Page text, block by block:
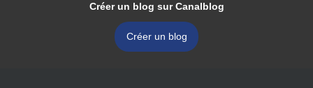
Créer un blog sur Canalblog
Créer un blog